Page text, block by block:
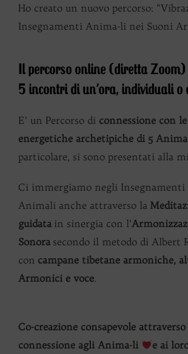
Ho creato un nuovo percorso:
Insegnamenti Anima-li nei Suoni
Il percorso online (diretta Zoom)
5 incontri di un’ora, individuali o
E’ un Percorso di connessione con
energetiche archetipiche di 5
particolare, si sono presentati alla
Ci immergiamo negli
Animali anche attraverso la
guidata in sinergia con l’
Sonora secondo il metodo di Albert
con campane tibetane armoniche,
Armonici e voce.
Co-creazione consapevole
connessione agli Anima-li
e ai